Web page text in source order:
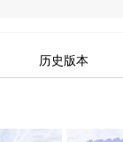
历史版本